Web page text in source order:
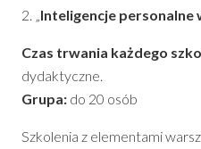
2. „ Inteligencje personalne
Czas trwania każdego
dydaktyczne.
Grupa: do 20 osób
Szkolenia z elementami